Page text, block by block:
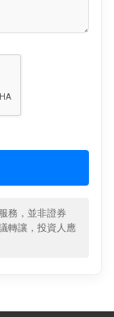
務，並非證券
轉讓，投資人應